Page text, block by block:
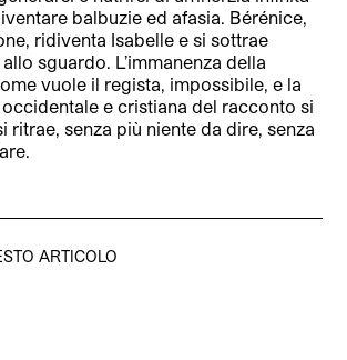
balbuzie ed afasia. Bérénice,
ridiventa Isabelle e si sottrae
sguardo. L’immanenza della
vuole il regista, impossibile, e la
e cristiana del racconto si
ritrae, senza più niente da dire, senza
ARTICOLO